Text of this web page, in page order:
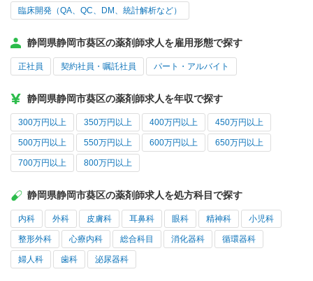
臨床開発（QA、QC、DM、統計解析など）
静岡県静岡市葵区の薬剤師求人を雇用形態で探す
正社員 契約社員・嘱託社員 パート・アルバイト
静岡県静岡市葵区の薬剤師求人を年収で探す
300万円以上 350万円以上 400万円以上 450万円以上
500万円以上 550万円以上 600万円以上 650万円以上
700万円以上 800万円以上
静岡県静岡市葵区の薬剤師求人を処方科目で探す
内科 外科 皮膚科 耳鼻科 眼科 精神科 小児科
整形外科 心療内科 総合科目 消化器科 循環器科
婦人科 歯科 泌尿器科